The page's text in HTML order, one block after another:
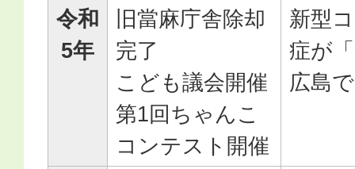
令和
5年
旧當麻庁舎除却
完了
こども議会開催
第1回ちゃんこ
コンテスト開催
新型
症が
広島